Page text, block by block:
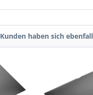
Kunden haben sich